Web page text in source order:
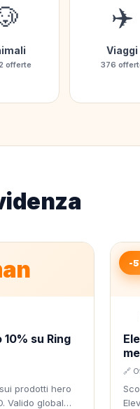
offerte
✈️
Viaggi
376
su Ring
prodotti hero
Valido global…
-
🔗